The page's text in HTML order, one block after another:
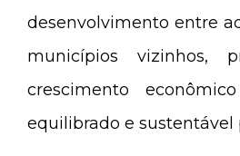
desenvolvimento entre
municípios vizinhos,
crescimento
equilibrado e sustentável